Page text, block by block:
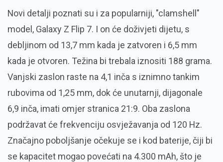
Novi detalji poznati su i za popularniji, "clamshell"
model, Galaxy Z Flip 7. I on će doživjeti dijetu, s
debljinom od 13,7 mm kada je zatvoren i 6,5 mm
kada je otvoren. Težina bi trebala iznositi 188 grama.
Vanjski zaslon raste na 4,1 inča s iznimno tankim
rubovima od 1,25 mm, dok će unutarnji, dijagonale
6,9 inča, imati omjer stranica 21:9. Oba zaslona
podržavat će frekvenciju osvježavanja od 120 Hz.
Značajno poboljšanje očekuje se i kod baterije, čiji bi
se kapacitet mogao povećati na 4.300 mAh, što je